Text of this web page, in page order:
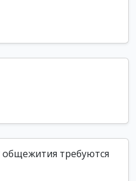
требуются